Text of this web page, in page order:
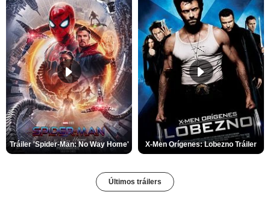
Tráiler 'Spider-Man: No Way Home' X-Men Orígenes: Lobezno Tráiler
Últimos tráilers